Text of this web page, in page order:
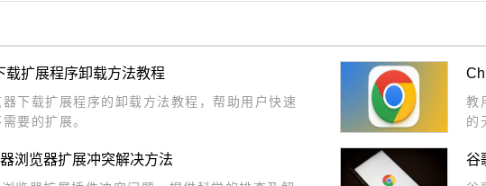
载扩展程序卸载方法教程
下载扩展程序的卸载方法教程，帮助用户快速
要的扩展。
教
的
浏览器扩展冲突解决方法 谷